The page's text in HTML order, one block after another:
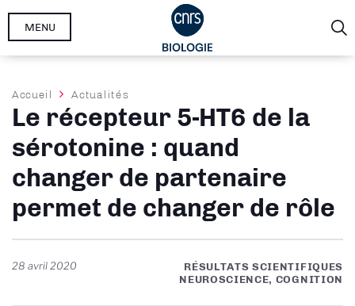
Aller
MENU
Fil
d'Ariane
Accueil Actualités
Le récepteur 5-HT6 de la
sérotonine : quand
changer de partenaire
permet de changer de rôle
28 avril 2020
RÉSULTATS SCIENTIFIQUES
NEUROSCIENCE, COGNITION